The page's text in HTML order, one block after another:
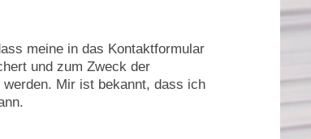
meine in das Kontaktformular
und zum Zweck der
Mir ist bekannt, dass ich